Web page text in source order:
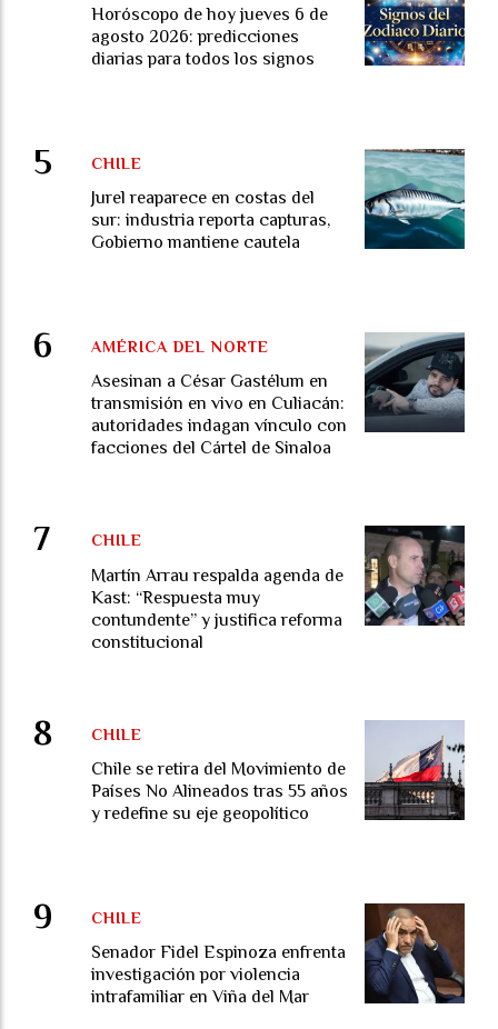
Horóscopo de hoy jueves 6 de
agosto 2026: predicciones
diarias para todos los signos
Jurel reaparece en costas del
sur: industria reporta capturas,
Gobierno mantiene cautela
CHILE
Asesinan a César Gastélum en
transmisión en vivo en Culiacán:
autoridades indagan vínculo con
facciones del Cártel de Sinaloa
AMÉRICA DEL NORTE
Martín Arrau respalda agenda de
Kast: “Respuesta muy
contundente” y justifica reforma
constitucional
CHILE
Chile se retira del Movimiento de
Países No Alineados tras 55 años
y redefine su eje geopolítico
CHILE
Senador Fidel Espinoza enfrenta
investigación por violencia
intrafamiliar en Viña del Mar
CHILE